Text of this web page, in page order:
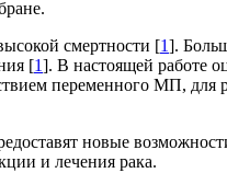
смертности [1].
[1]. В настоящей работе
переменного МП, для
новые
и лечения рака.